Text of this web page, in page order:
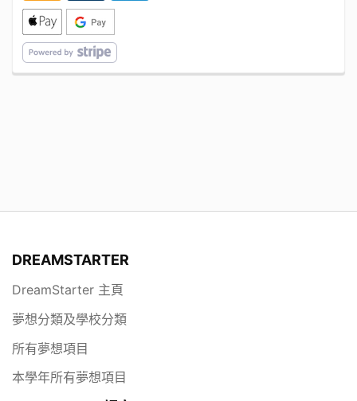
DREAMSTARTER
DreamStarter 主頁
夢想分類及學校分類
所有夢想項目
本學年所有夢想項目